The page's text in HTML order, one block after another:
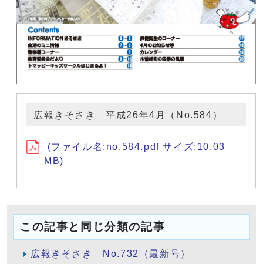
広報きそさき 平成26年4月（No.584）
(ファイル名:no.584.pdf サイズ:10.03
MB)
この記事と同じ分類の記事
広報きそさき No.732（最新号）